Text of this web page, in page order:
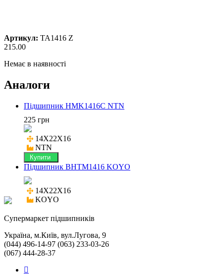
Артикул: TA1416 Z
215.00
Немає в наявності
Аналоги
Підшипник HMK1416C NTN
225 грн
14X22X16
NTN
Купити
Підшипник BHTM1416 KOYO
14X22X16
KOYO
Cупермаркет підшипників
Україна, м.Київ, вул.Лугова, 9
(044) 496-14-97 (063) 233-03-26
(067) 444-28-37